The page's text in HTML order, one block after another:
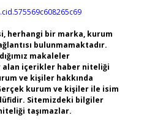
herhangi bir marka, kurum
bulunmamaktadır.
makaleler
alan içerikler haber niteliği
ve kişiler hakkında
kurum ve kişiler ile isim
Sitemizdeki bilgiler
taşımazlar.